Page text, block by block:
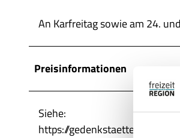
An Karfreitag sowie am 24.
Preisinformationen
Siehe:
https://gedenkstaette-